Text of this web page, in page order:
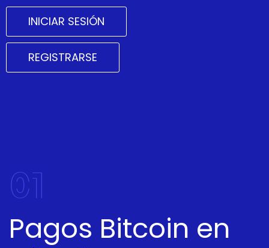
INICIAR SESIÓN
REGISTRARSE
01
Pagos Bitcoin en